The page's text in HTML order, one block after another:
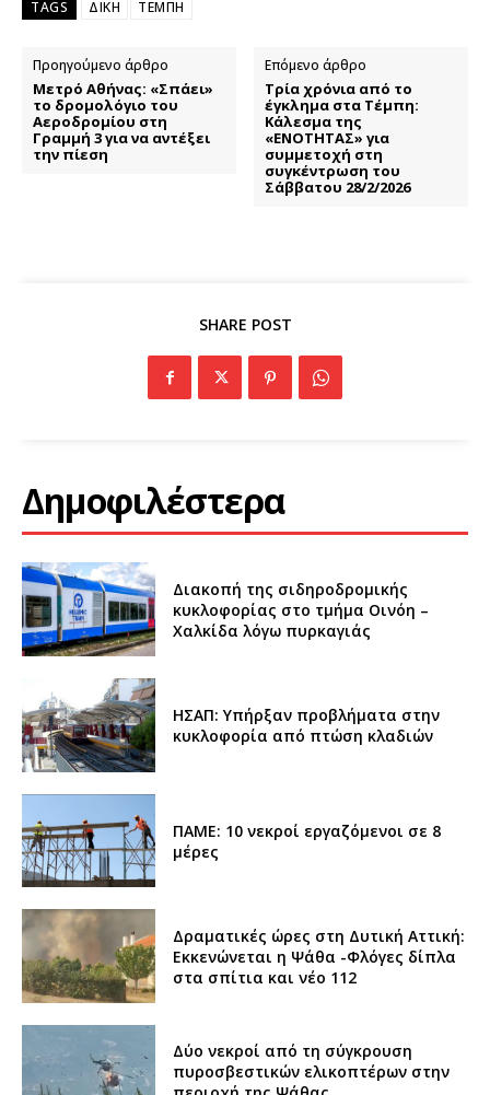
TAGS ΔΙΚΗ ΤΕΜΠΗ
Προηγούμενο άρθρο
Μετρό Αθήνας: «Σπάει»
το δρομολόγιο του
Αεροδρομίου στη
Γραμμή 3 για να αντέξει
την πίεση
Επόμενο άρθρο
Τρία χρόνια από το
έγκλημα στα Τέμπη:
Κάλεσμα της
«ΕΝΟΤΗΤΑΣ» για
συμμετοχή στη
συγκέντρωση του
Σάββατου 28/2/2026
SHARE POST
Δημοφιλέστερα
Διακοπή της σιδηροδρομικής
κυκλοφορίας στο τμήμα Οινόη –
Χαλκίδα λόγω πυρκαγιάς
ΗΣΑΠ: Υπήρξαν προβλήματα στην
κυκλοφορία από πτώση κλαδιών
ΠΑΜΕ: 10 νεκροί εργαζόμενοι σε 8
μέρες
Δραματικές ώρες στη Δυτική Αττική:
Εκκενώνεται η Ψάθα -Φλόγες δίπλα
στα σπίτια και νέο 112
Δύο νεκροί από τη σύγκρουση
πυροσβεστικών ελικοπτέρων στην